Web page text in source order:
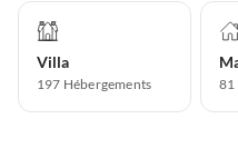
Villa
197 Hébergements 81